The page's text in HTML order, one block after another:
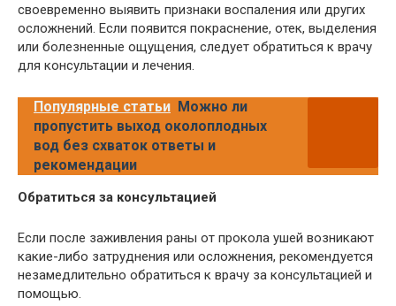
своевременно выявить признаки воспаления или других
осложнений. Если появится покраснение, отек, выделения
или болезненные ощущения, следует обратиться к врачу
для консультации и лечения.
Популярные статьи Можно ли
пропустить выход околоплодных
вод без схваток ответы и
рекомендации
Обратиться за консультацией
Если после заживления раны от прокола ушей возникают
какие-либо затруднения или осложнения, рекомендуется
незамедлительно обратиться к врачу за консультацией и
помощью.